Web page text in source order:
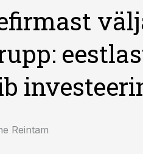
Reintam